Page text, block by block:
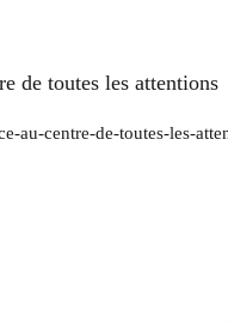
de toutes les attentions
au-centre-de-toutes-les-